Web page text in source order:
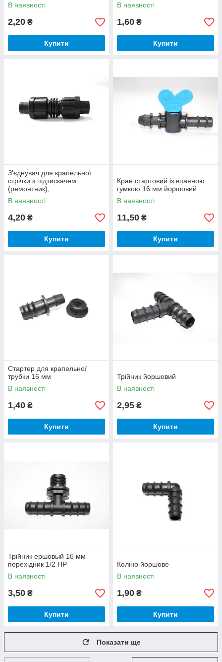
В наявності
2,20 ₴
Купити
В наявності
1,60 ₴
Купити
З'єднувач для крапельної
стрічки з підтискачем
(ремонтник),
В наявності
4,20 ₴
Купити
Кран стартовий із впаяною
гумкою 16 мм йоршовий
В наявності
11,50 ₴
Купити
Стартер для крапельної
трубки 16 мм
В наявності
1,40 ₴
Купити
Трійник йоршовий
В наявності
2,95 ₴
Купити
Трійник ершовый 16 мм
перехідник 1/2 НР
В наявності
3,50 ₴
Купити
Коліно йоршове
В наявності
1,90 ₴
Купити
Показати ще